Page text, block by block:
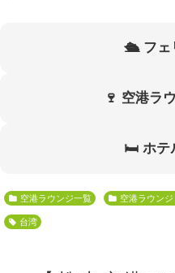
🛳 フェ
🍷 空港ラ
🛏 ホテ
空港ラウンジ一覧 空港ラウン
台湾